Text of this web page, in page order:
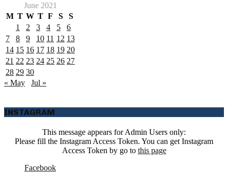
June 2021
M T W T F S
S
1
2 3 4 5
6
7
8 9 10 11 12 13
14 15 16 17 18 19 20
21 22 23 24 25 26 27
28 29 30
« May
Jul »
INSTAGRAM
This message appears for Admin Users only:
Please fill the Instagram Access Token. You can get Instagram
Access Token by go to this page
Facebook